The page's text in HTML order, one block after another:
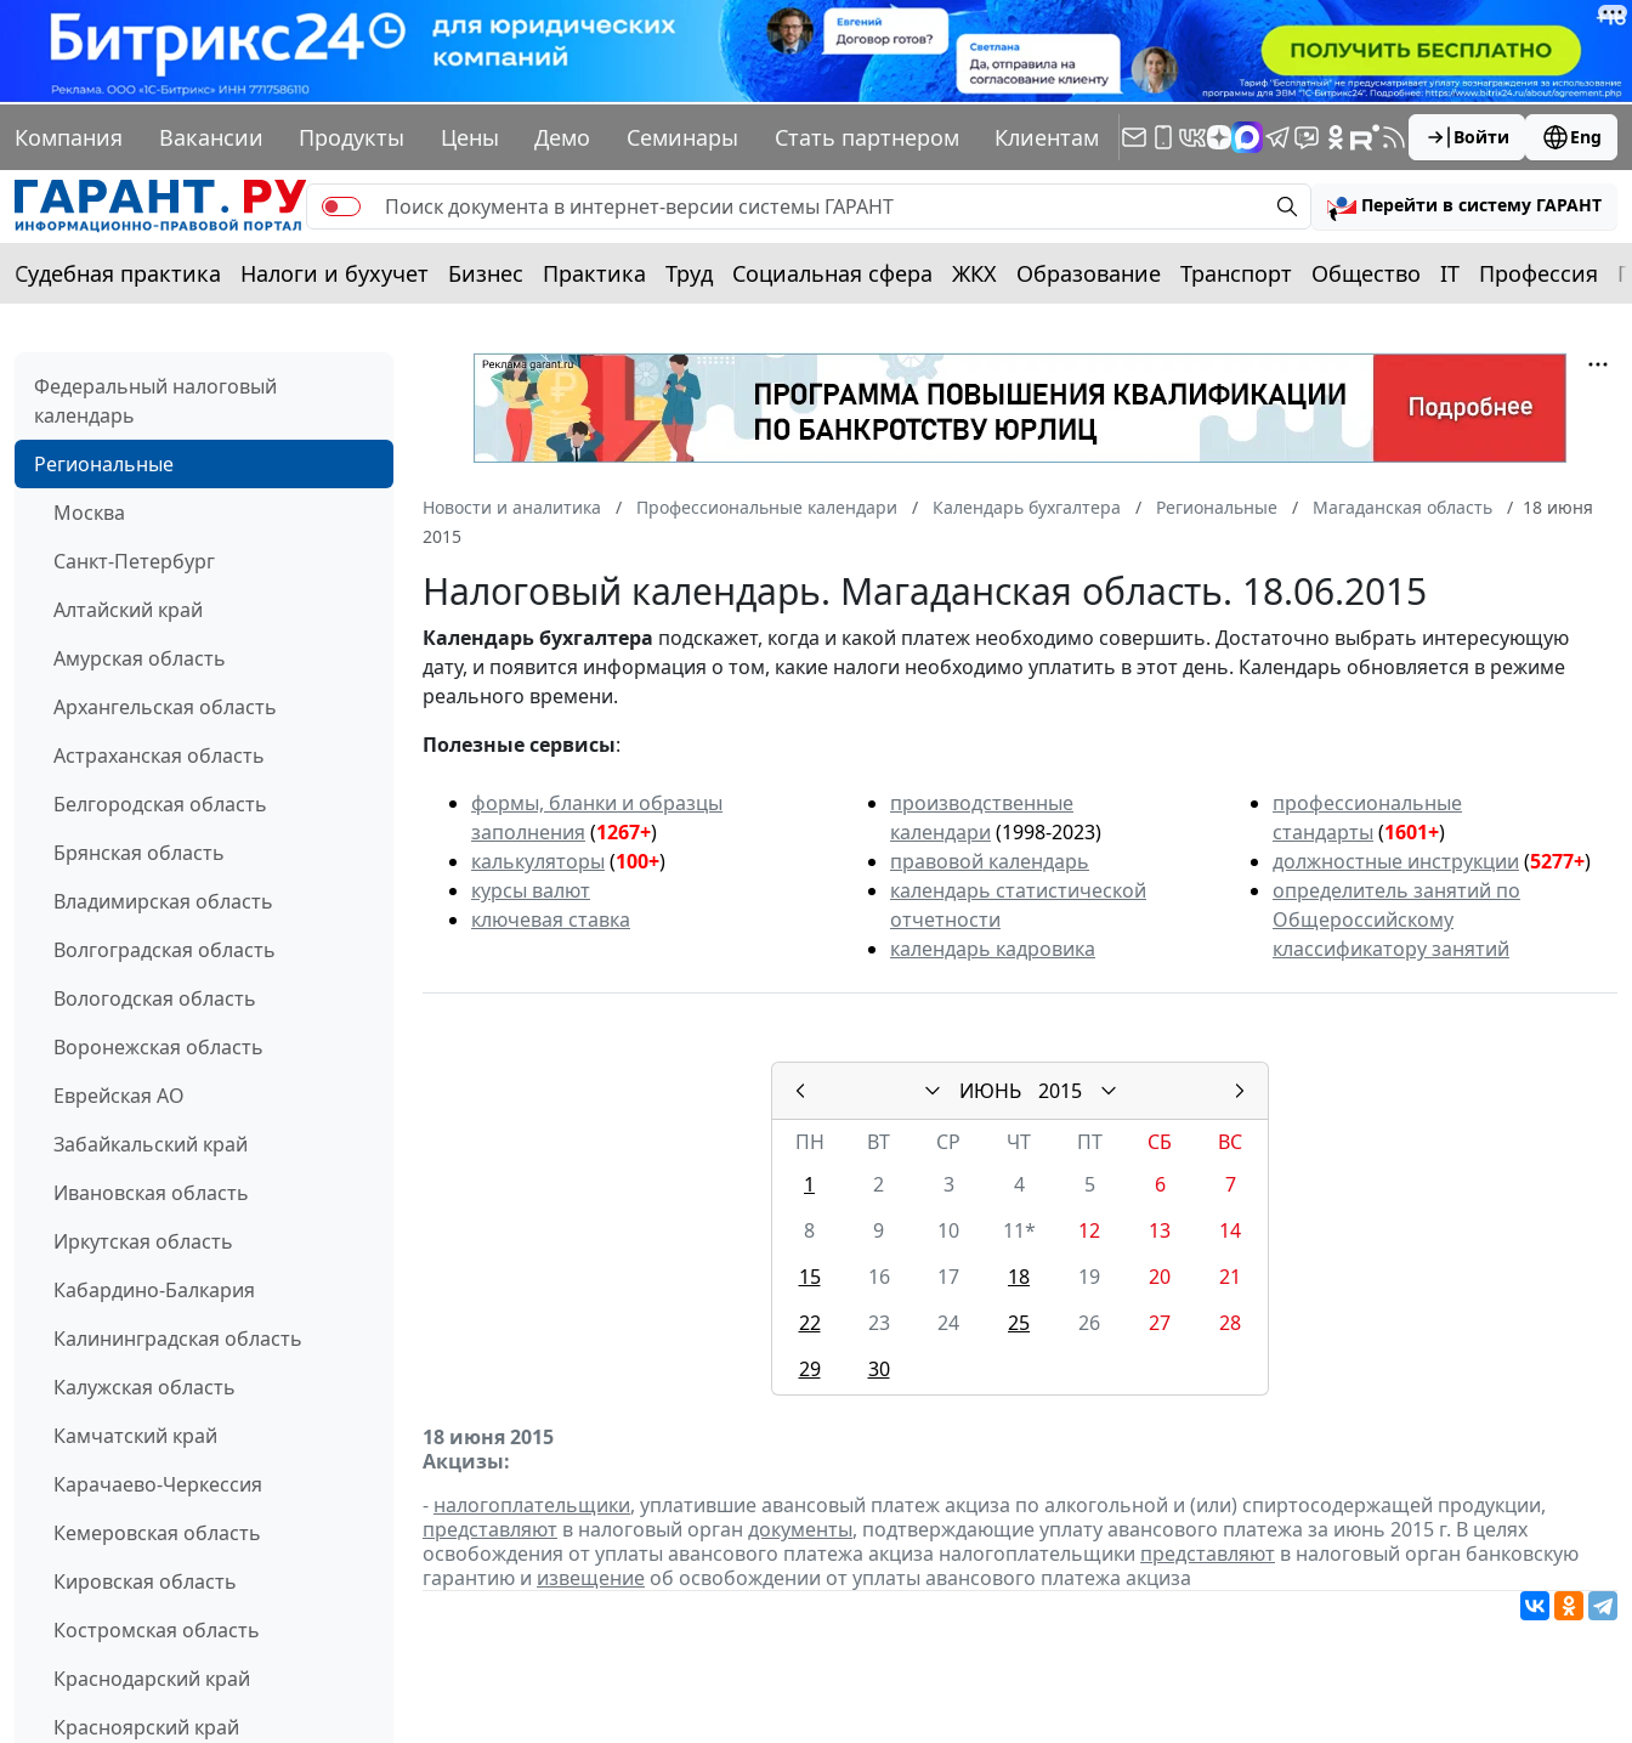
Компания Вакансии Продукты Цены Демо Семинары Стать партнером Клиентам Войти Eng
Перейти в систему ГАРАНТ
Судебная практика Налоги и бухучет Бизнес Практика Труд Социальная сфера ЖКХ Образование Транспорт Общество IT Профессия
Федеральный налоговый
календарь
Региональные
Москва
Санкт-Петербург
Алтайский край
Амурская область
Архангельская область
Астраханская область
Белгородская область
Брянская область
Владимирская область
Волгоградская область
Вологодская область
Воронежская область
Еврейская АО
Забайкальский край
Ивановская область
Иркутская область
Кабардино-Балкария
Калининградская область
Калужская область
Камчатский край
Карачаево-Черкессия
Кемеровская область
Кировская область
Костромская область
Краснодарский край
Красноярский край
Новости и аналитика Профессиональные календари Календарь бухгалтера Региональные Магаданская область
18 июня
2015
Налоговый календарь. Магаданская область. 18.06.2015
Календарьбухгалтера подскажет, когда и какой платеж необходимо совершить. Достаточно выбрать интересующую
дату, и появится информация о том, какие налоги необходимо уплатить в этот день. Календарь обновляется в режиме
реального времени.
Полезные сервисы:
формы, бланки и образцы
заполнения (1267+)
калькуляторы (100+)
курсы валют
ключевая ставка
производственные
календари (1998-2023)
правовой календарь
календарь статистической
отчетности
календарь кадровика
профессиональные
стандарты (1601+)
должностные инструкции (5277+)
определитель занятий по
Общероссийскому
классификатору занятий
ИЮНЬ
2015
ПН
ВТ СР ЧТ ПТ СБ
ВС
1
2 3 4 5 6
7
8
9 10 11* 12 13
14
15
16 17 18 19 20
21
22
23 24 25 26 27
28
29
30
18 июня 2015
Акцизы:
- налогоплательщики, уплатившие авансовый платеж акциза по алкогольной и (или) спиртосодержащей продукции,
представляют в налоговый орган документы, подтверждающие уплату авансового платежа за июнь 2015 г. В целях
освобождения от уплаты авансового платежа акциза налогоплательщики представляют в налоговый орган банковскую
гарантию и извещение об освобождении от уплаты авансового платежа акциза